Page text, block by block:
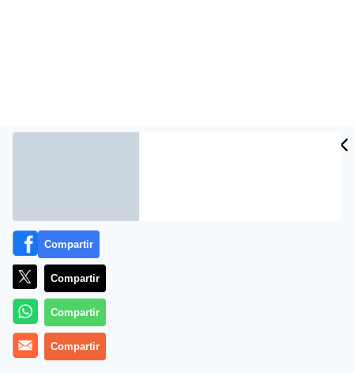
Más información
Compartir
Compartir
Compartir
Compartir